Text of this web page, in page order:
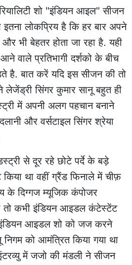
शो "इंडियन आइल" सीजन
लोकप्रिय है कि हर बार अपने
भी बेहतर होता जा रहा है. यही
वाले प्रतिभागी दर्शको के बीच
है. बात करें यदि इस सीजन की तो
सिंगर कुमार सानू बहुत ही
में अपनी अलग पहचान बनाने
और वर्सटाइल सिंगर श्रेया
से दूर रहे छोटे पर्दे के बड़े
था वहीं ग्रैंड फिनाले में चीफ़
दिग्गज म्यूजिक कंपोजर
तो कभी इंडियन आइडल कंटेस्टेंट
इंडियन आइडल शो को जज करने
निगम को आमंत्रित किया गया था
इंटरव्यु में जजो की मंडली ने सीजन